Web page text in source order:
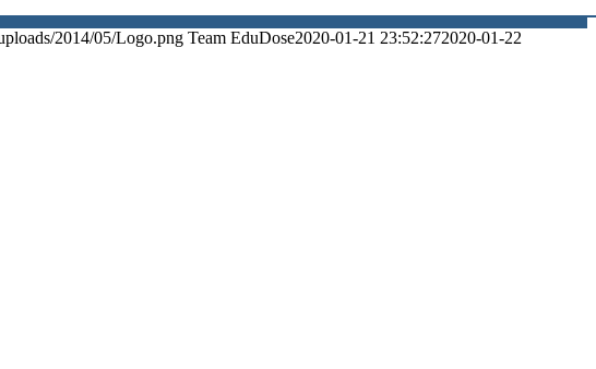
2014/05/Logo.png Team EduDose2020-01-21 23:52:272020-01-22